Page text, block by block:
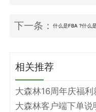
下一条：什么是FBA ?什么
相关推荐
大森林16周年庆福利
大森林客户端下单说